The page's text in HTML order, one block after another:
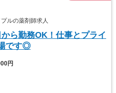
ルの薬剤師求人
ら勤務OK！仕事とプライ
です◎
円